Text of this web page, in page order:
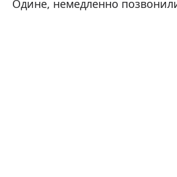
Одине, немедленно